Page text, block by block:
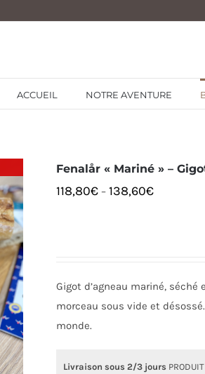
ACCUEIL NOTRE AVENTURE
Fenalår « Mariné » –
118,80€ –138,60€
Gigot d’agneau mariné,
morceau sous vide et
monde.
Livraison sous 2/3 jours